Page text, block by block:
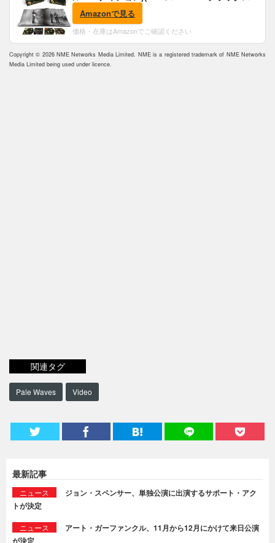
(完全生産限定盤)(SHM-CD)(特典:B2ポスター付)
Amazonで見る
価格・在庫はAmazonでご確認ください
Copyright © 2026 NME Networks Media Limited. NME is a registered trademark of NME Networks
Media Limited being used under licence.
関連タグ
Pale Waves Video
最新記事
ニュース
ジョン・スペンサー、単独公演に出演するサポート・アク
トが決定
ニュース
アート・ガーファンクル、11月から12月にかけて来日公演
が決定